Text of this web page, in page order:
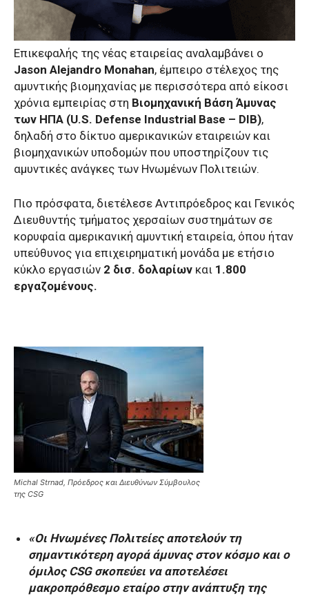
Επικεφαλής της νέας εταιρείας αναλαμβάνει ο
Jason Alejandro Monahan, έμπειρο στέλεχος της
αμυντικής βιομηχανίας με περισσότερα από είκοσι
χρόνια εμπειρίας στη Βιομηχανική Βάση Άμυνας
των ΗΠΑ (U.S. Defense Industrial Base – DIB),
δηλαδή στο δίκτυο αμερικανικών εταιρειών και
βιομηχανικών υποδομών που υποστηρίζουν τις
αμυντικές ανάγκες των Ηνωμένων Πολιτειών.
Πιο πρόσφατα, διετέλεσε Αντιπρόεδρος και Γενικός
Διευθυντής τμήματος χερσαίων συστημάτων σε
κορυφαία αμερικανική αμυντική εταιρεία, όπου ήταν
υπεύθυνος για επιχειρηματική μονάδα με ετήσιο
κύκλο εργασιών 2 δισ. δολαρίων και 1.800
εργαζομένους.
Michal Strnad, Πρόεδρος και Διευθύνων Σύμβουλος
της CSG
«Οι Ηνωμένες Πολιτείες αποτελούν τη
σημαντικότερη αγορά άμυνας στον κόσμο και ο
όμιλος CSG σκοπεύει να αποτελέσει
μακροπρόθεσμο εταίρο στην ανάπτυξη της